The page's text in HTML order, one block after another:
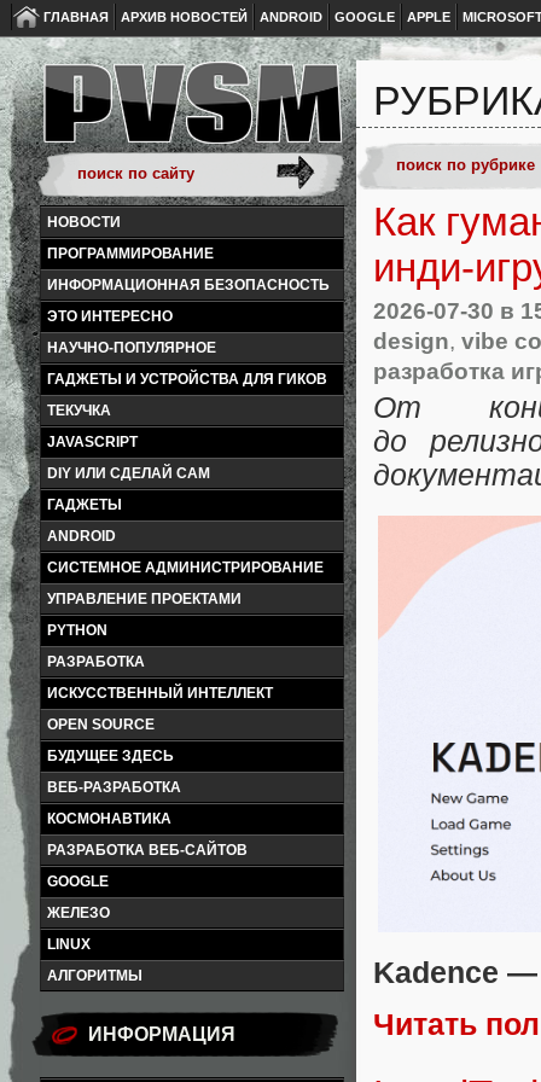
ГЛАВНАЯ АРХИВ НОВОСТЕЙ ANDROID GOOGLE APPLE
НОВОСТИ
ПРОГРАММИРОВАНИЕ
ИНФОРМАЦИОННАЯ БЕЗОПАСНОСТЬ
ЭТО ИНТЕРЕСНО
НАУЧНО-ПОПУЛЯРНОЕ
ГАДЖЕТЫ И УСТРОЙСТВА ДЛЯ ГИКОВ
ТЕКУЧКА
JAVASCRIPT
DIY ИЛИ СДЕЛАЙ САМ
ГАДЖЕТЫ
ANDROID
СИСТЕМНОЕ АДМИНИСТРИРОВАНИЕ
УПРАВЛЕНИЕ ПРОЕКТАМИ
PYTHON
РАЗРАБОТКА
ИСКУССТВЕННЫЙ ИНТЕЛЛЕКТ
OPEN SOURCE
БУДУЩЕЕ ЗДЕСЬ
ВЕБ-РАЗРАБОТКА
КОСМОНАВТИКА
РАЗРАБОТКА ВЕБ-САЙТОВ
GOOGLE
ЖЕЛЕЗО
LINUX
АЛГОРИТМЫ
ИНФОРМАЦИЯ
Как
2026-07-30 в
design, vibe
разработка
От
до
Kadence —
Читать